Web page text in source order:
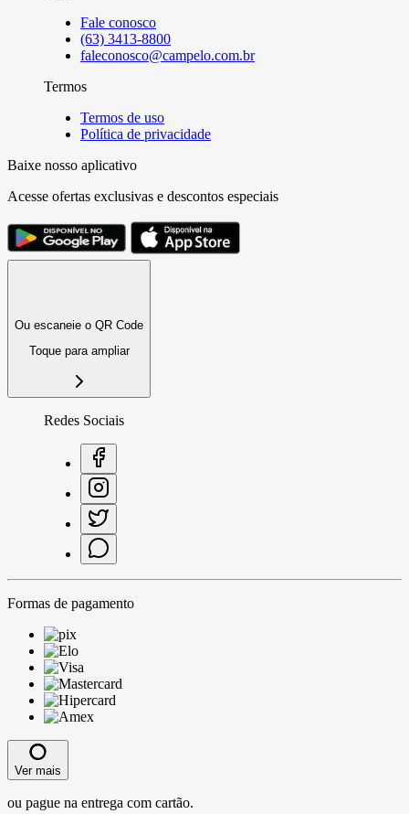
Fale conosco
(63) 3413-8800
faleconosco@campelo.com.br
Termos
Termos de uso
Política de privacidade
Baixe nosso aplicativo
Acesse ofertas exclusivas e descontos especiais
Ou escaneie o QR Code
Toque para ampliar
Redes Sociais
Formas de pagamento
Ver mais
ou pague na entrega com cartão.